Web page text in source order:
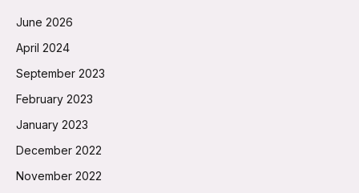
June 2026
April 2024
September 2023
February 2023
January 2023
December 2022
November 2022